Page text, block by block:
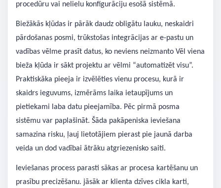
procedūru vai nelielu konfigurāciju esošā sistēmā.
Biežākās kļūdas ir pārāk daudz obligātu lauku, neskaidri
pārdošanas posmi, trūkstošas integrācijas ar e-pastu un
vadības vēlme prasīt datus, ko neviens neizmanto Vēl viena
bieža kļūda ir sākt projektu ar vēlmi “automatizēt visu”.
Praktiskāka pieeja ir izvēlēties vienu procesu, kurā ir
skaidrs ieguvums, izmērāms laika ietaupījums un
pietiekami laba datu pieejamība. Pēc pirmā posma
sistēmu var paplašināt. Šāda pakāpeniska ieviešana
samazina risku, ļauj lietotājiem pierast pie jaunā darba
veida un dod vadībai ātrāku atgriezenisko saiti.
Ieviešanas process parasti sākas ar procesa kartēšanu un
prasību precizēšanu. jāsāk ar klienta dzīves cikla karti,